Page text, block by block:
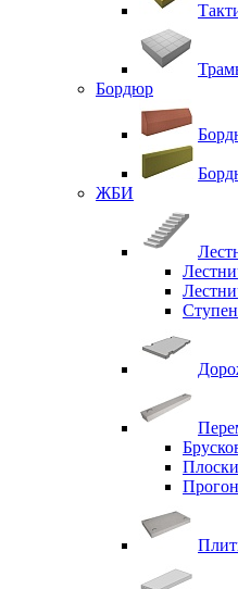
Бордюр
ЖБИ